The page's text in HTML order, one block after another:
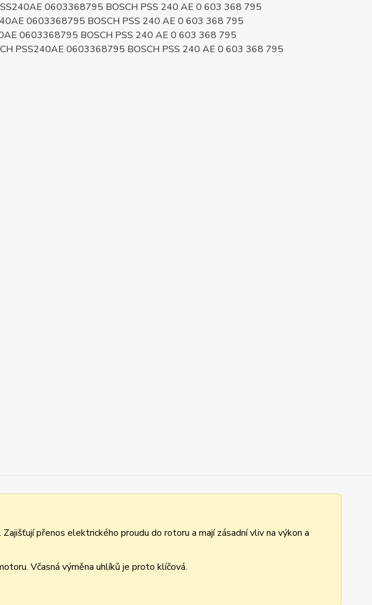
0603368795 BOSCH PSS 240 AE 0 603 368 795
0603368795 BOSCH PSS 240 AE 0 603 368 795
0603368795 BOSCH PSS 240 AE 0 603 368 795
PSS240AE 0603368795 BOSCH PSS 240 AE 0 603 368 795
přenos elektrického proudu do rotoru a mají zásadní vliv na výkon a
Včasná výměna uhlíků je proto klíčová.